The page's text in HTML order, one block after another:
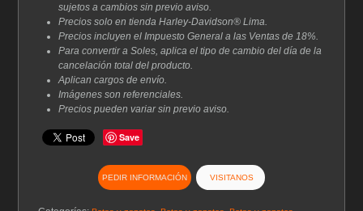
sujetos a cambios sin previo aviso.
Precios solo en tienda Harley-Davidson® Lima.
Precios incluyen el Impuesto General a las Ventas de 18%.
Para convertir a Soles, aplica el tipo de cambio del día de la
cancelación total del producto.
Aplican cargos de envío.
Imágenes son referenciales.
Precios pueden variar sin previo aviso.
Save
PEDIR INFORMACIÓN VISITANOS